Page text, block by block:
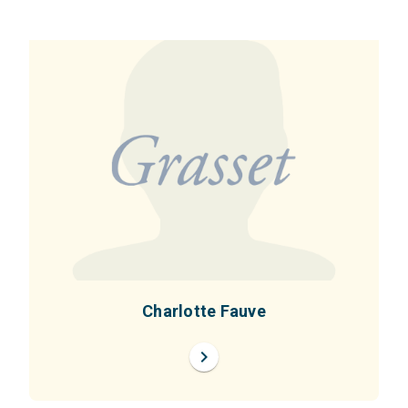
Charlotte Fauve
chevron_right